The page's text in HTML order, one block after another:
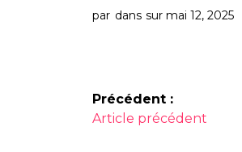
par dans sur mai 12, 2025
de
Précédent :
Article
Article précédent